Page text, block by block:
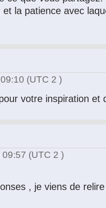
la patience avec
(UTC 2 )
votre inspiration et
09:57 (UTC 2 )
, je viens de